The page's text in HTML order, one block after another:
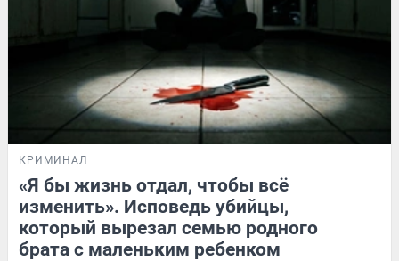
КРИМИНАЛ
«Я бы жизнь отдал, чтобы всё
изменить». Исповедь убийцы,
который вырезал семью родного
брата с маленьким ребенком